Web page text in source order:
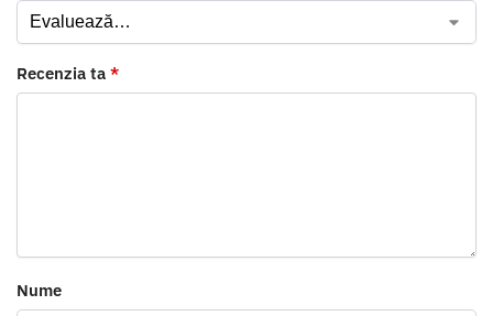
Recenzia ta *
Nume